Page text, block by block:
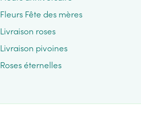
Fleurs Fête des mères
Livraison roses
Livraison pivoines
Roses éternelles